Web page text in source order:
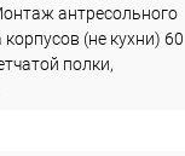
антресольного
(не кухни) 60
полки,